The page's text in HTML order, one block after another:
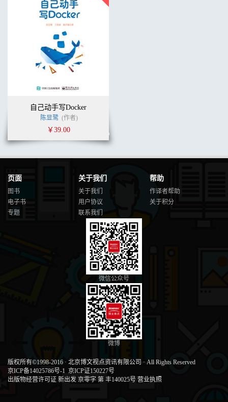
自己动手写Docker
陈显鹭 (作者)
￥39.00
页面
图书
电子书
专题
关于我们
关于我们
用户协议
联系我们
帮助
作译者帮助
关于积分
微信公众号
微博
版权所有©1998-2016 · 北京博文视点资讯有限公司 · All Rights Reserved
京ICP备14025786号-1 京ICP证150227号
出版物经营许可证 新出发 京零字 第 丰140025号 营业执照